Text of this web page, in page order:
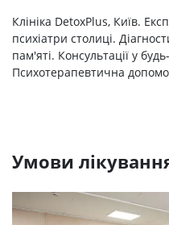
Клініка DetoxPlus, Київ.
психіатри столиці.
пам'яті. Консультації у
Психотерапевтична
Умови лікування